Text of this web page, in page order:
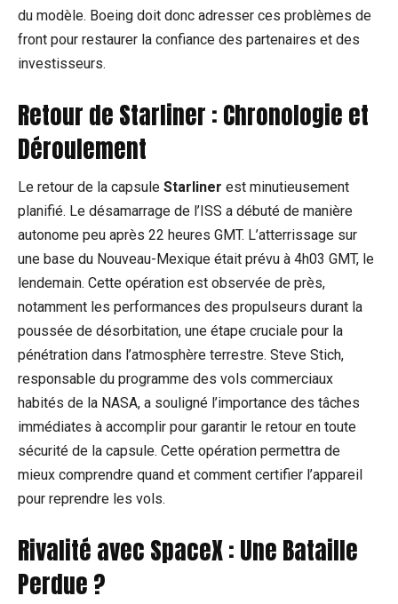
du modèle. Boeing doit donc adresser ces problèmes de
front pour restaurer la confiance des partenaires et des
investisseurs.
Retour de Starliner : Chronologie et
Déroulement
Le retour de la capsule Starliner est minutieusement
planifié. Le désamarrage de l’ISS a débuté de manière
autonome peu après 22 heures GMT. L’atterrissage sur
une base du Nouveau-Mexique était prévu à 4h03 GMT, le
lendemain. Cette opération est observée de près,
notamment les performances des propulseurs durant la
poussée de désorbitation, une étape cruciale pour la
pénétration dans l’atmosphère terrestre. Steve Stich,
responsable du programme des vols commerciaux
habités de la NASA, a souligné l’importance des tâches
immédiates à accomplir pour garantir le retour en toute
sécurité de la capsule. Cette opération permettra de
mieux comprendre quand et comment certifier l’appareil
pour reprendre les vols.
Rivalité avec SpaceX : Une Bataille
Perdue ?